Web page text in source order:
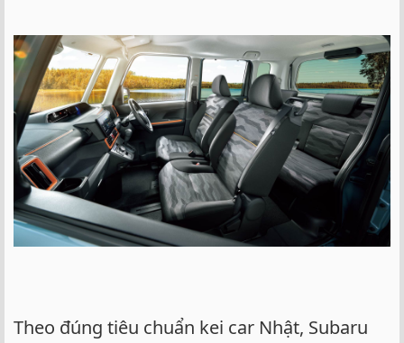
Theo đúng tiêu chuẩn kei car Nhật, Subaru